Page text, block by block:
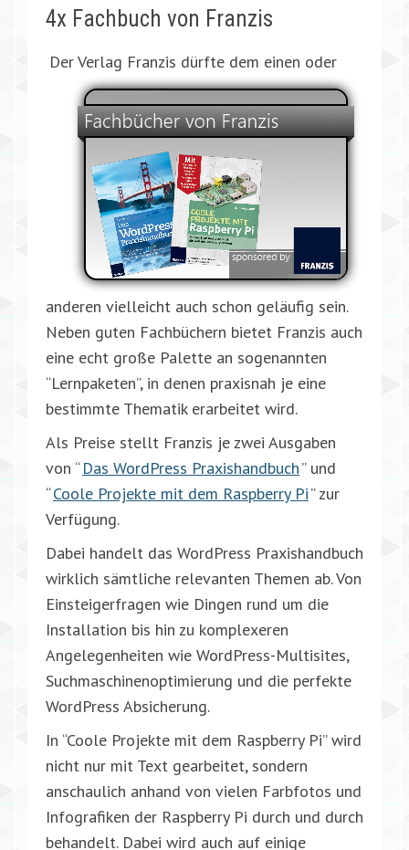
4x Fachbuch von Franzis
Der Verlag Franzis dürfte dem einen oder
anderen vielleicht auch schon geläufig sein.
Neben guten Fachbüchern bietet Franzis auch
eine echt große Palette an sogenannten
“Lernpaketen”, in denen praxisnah je eine
bestimmte Thematik erarbeitet wird.
Als Preise stellt Franzis je zwei Ausgaben
von “Das WordPress Praxishandbuch” und
“Coole Projekte mit dem Raspberry Pi” zur
Verfügung.
Dabei handelt das WordPress Praxishandbuch
wirklich sämtliche relevanten Themen ab. Von
Einsteigerfragen wie Dingen rund um die
Installation bis hin zu komplexeren
Angelegenheiten wie WordPress-Multisites,
Suchmaschinenoptimierung und die perfekte
WordPress Absicherung.
In “Coole Projekte mit dem Raspberry Pi” wird
nicht nur mit Text gearbeitet, sondern
anschaulich anhand von vielen Farbfotos und
Infografiken der Raspberry Pi durch und durch
behandelt. Dabei wird auch auf einige